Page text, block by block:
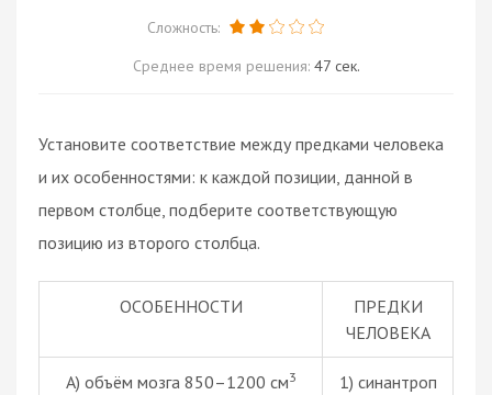
Сложность:
Среднее время решения: 47 сек.
Установите соответствие между предками человека
и их особенностями: к каждой позиции, данной в
первом столбце, подберите соответствующую
позицию из второго столбца.
ОСОБЕННОСТИ
ПРЕДКИ
ЧЕЛОВЕКА
A) объём мозга 850–1200 см3
1) синантроп